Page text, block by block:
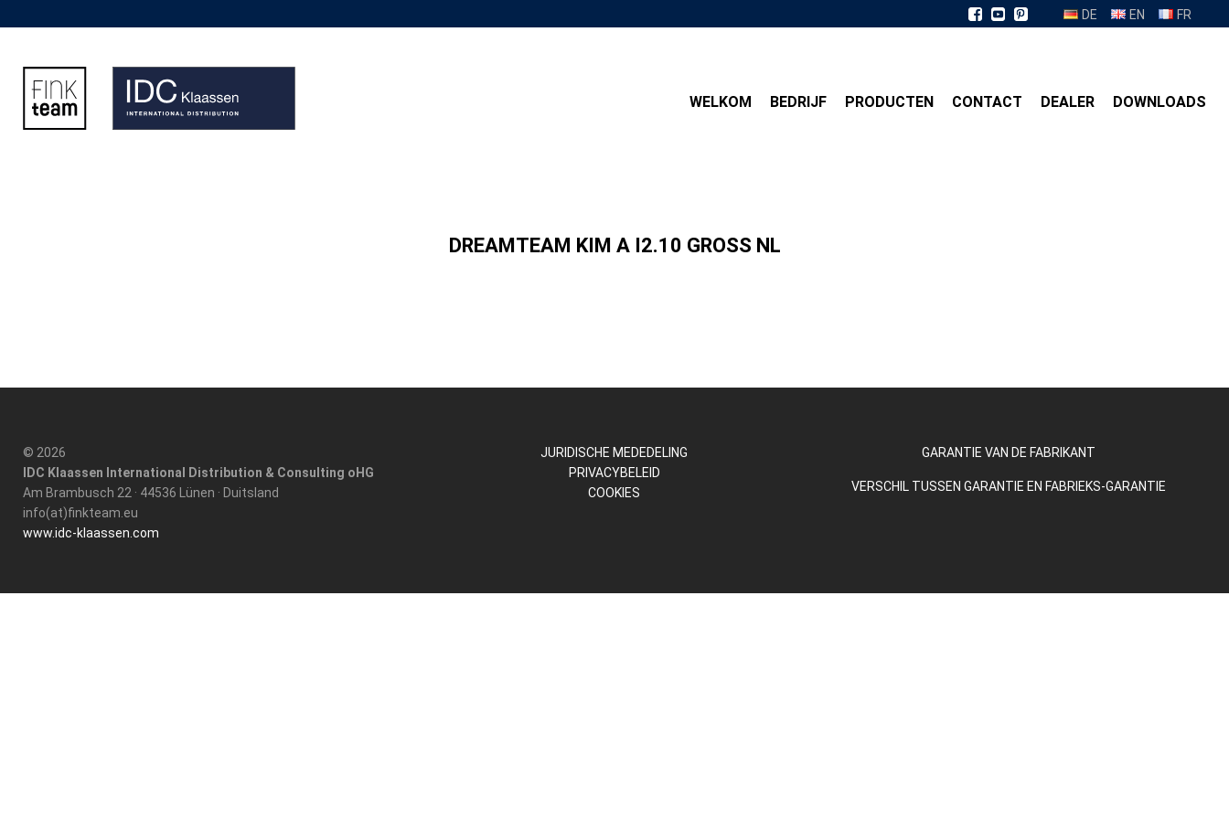
DE EN FR
WELKOM BEDRIJF PRODUCTEN CONTACT DEALER DOWNLOADS
DREAMTEAM KIM A I2.10 GROSS NL
© 2026
IDC Klaassen International Distribution & Consulting oHG
Am Brambusch 22 · 44536 Lünen · Duitsland
info(at)finkteam.eu
www.idc-klaassen.com
JURIDISCHE MEDEDELING
PRIVACYBELEID
COOKIES
GARANTIE VAN DE FABRIKANT
VERSCHIL TUSSEN GARANTIE EN FABRIEKS-GARANTIE